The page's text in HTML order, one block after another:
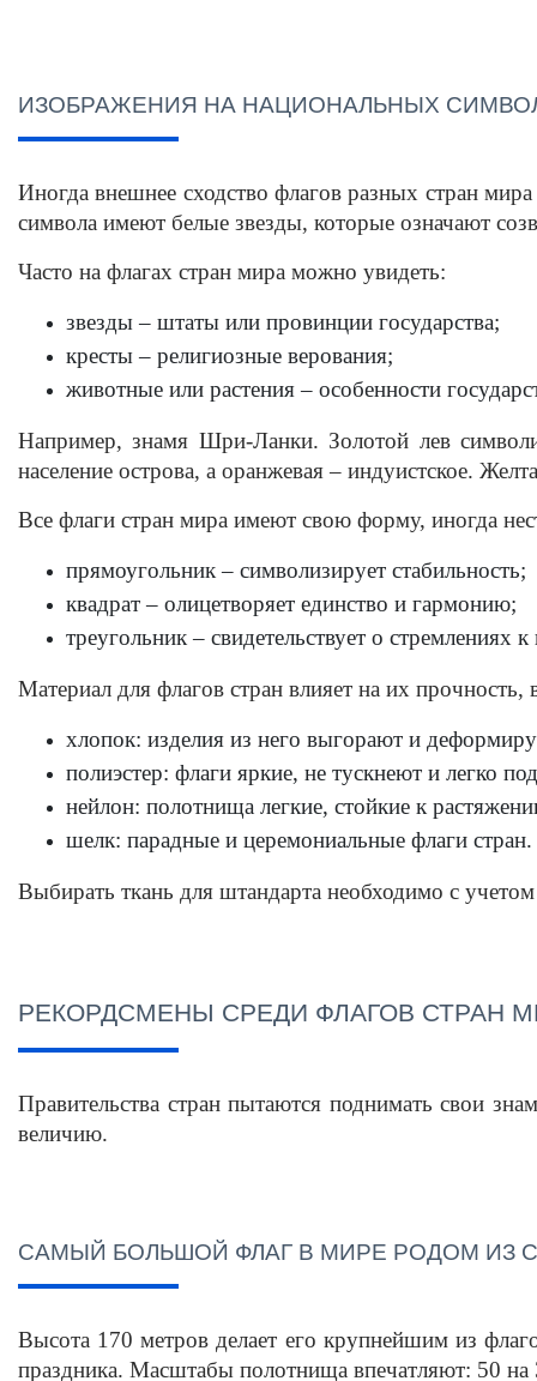
ИЗОБРАЖЕНИЯ НА НАЦИОНАЛЬНЫХ
Иногда внешнее сходство флагов разных стран мира
символа имеют белые звезды, которые означают
Часто на флагах стран мира можно увидеть:
звезды – штаты или провинции государства;
кресты – религиозные верования;
животные или растения – особенности
Например, знамя Шри-Ланки. Золотой лев
население острова, а оранжевая – индуистское.
Все флаги стран мира имеют свою форму, иногда
прямоугольник – символизирует стабильность;
квадрат – олицетворяет единство и гармонию;
треугольник – свидетельствует о стремлениях
Материал для флагов стран влияет на их
хлопок: изделия из него выгорают и
полиэстер: флаги яркие, не тускнеют и легко
нейлон: полотнища легкие, стойкие к
шелк: парадные и церемониальные флаги стран.
Выбирать ткань для штандарта необходимо с
РЕКОРДСМЕНЫ СРЕДИ ФЛАГОВ СТРАН
Правительства стран пытаются поднимать свои
величию.
САМЫЙ БОЛЬШОЙ ФЛАГ В МИРЕ РОДОМ ИЗ
Высота 170 метров делает его крупнейшим из
праздника. Масштабы полотнища впечатляют: 50